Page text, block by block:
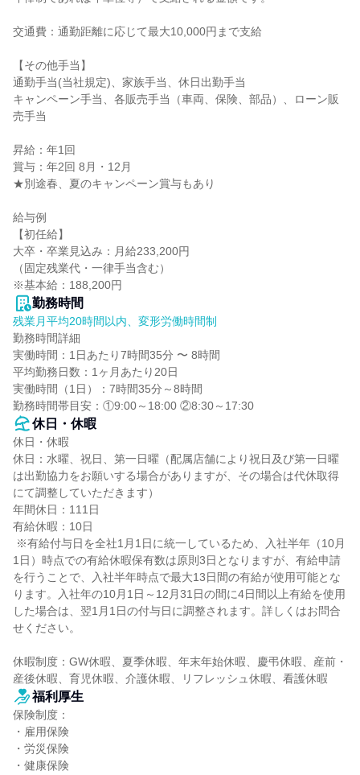
交通費：通勤距離に応じて最大10,000円まで支給
【その他手当】
通勤手当(当社規定)、家族手当、休日出勤手当
キャンペーン手当、各販売手当（車両、保険、部品）、ローン販
売手当
昇給：年1回
賞与：年2回 8月・12月
★別途春、夏のキャンペーン賞与もあり
給与例
【初任給】
大卒・卒業見込み：月給233,200円
（固定残業代・一律手当含む）
※基本給：188,200円
勤務時間
残業月平均20時間以内、変形労働時間制
勤務時間詳細
実働時間：1日あたり7時間35分 〜 8時間
平均勤務日数：1ヶ月あたり20日
実働時間（1日）：7時間35分～8時間
勤務時間帯目安：①9:00～18:00 ②8:30～17:30
休日・休暇
休日・休暇
休日：水曜、祝日、第一日曜（配属店舗により祝日及び第一日曜
は出勤協力をお願いする場合がありますが、その場合は代休取得
にて調整していただきます）
年間休日：111日
有給休暇：10日
1日）時点での有給休暇保有数は原則3日となりますが、有給申請
を行うことで、入社半年時点で最大13日間の有給が使用可能とな
ります。入社年の10月1日～12月31日の間に4日間以上有給を使用
した場合は、翌1月1日の付与日に調整されます。詳しくはお問合
せください。
休暇制度：GW休暇、夏季休暇、年末年始休暇、慶弔休暇、産前・
産後休暇、育児休暇、介護休暇、リフレッシュ休暇、看護休暇
福利厚生
保険制度：
・雇用保険
・労災保険
・健康保険